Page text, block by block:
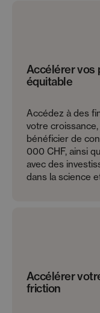
Accélérer vos
équitable
Accédez à des
votre
bénéficier de
000 CHF, ainsi
avec des
dans la science
Accélérer
friction